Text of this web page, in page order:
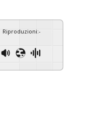
Riproduzioni:-